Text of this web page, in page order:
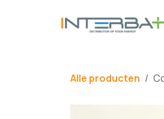
Alle producten